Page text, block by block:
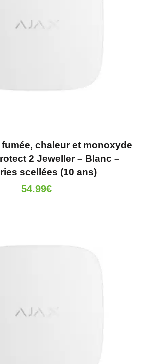
chaleur et monoxyde
2 Jeweller – Blanc –
scellées (10 ans)
54.99€